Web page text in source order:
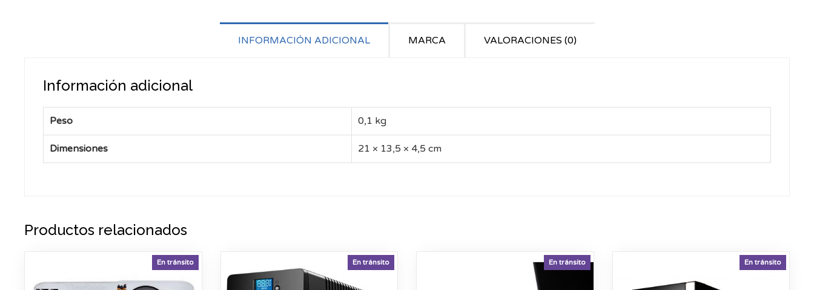
INFORMACIÓN ADICIONAL MARCA VALORACIONES (0)
Información adicional
Peso 0,1 kg
Dimensiones 21 × 13,5 × 4,5 cm
Productos relacionados
En tránsito En tránsito En tránsito En tránsito